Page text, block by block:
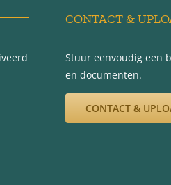
CONTACT &
Stuur eenvoudig een
en documenten.
CONTACT &